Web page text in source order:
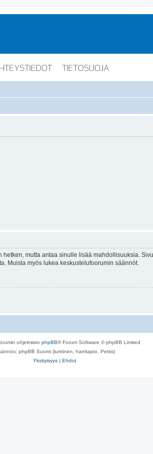
TIETOSUOJA
mutta antaa sinulle lisää mahdollisuuksia.
Muista myös lukea keskustelufoorumin säännöt.
ohjelmisto phpBB® Forum Software © phpBB Limited
phpBB Suomi (lurttinen, harritapio, Pettis)
Yksityisyys | Ehdot